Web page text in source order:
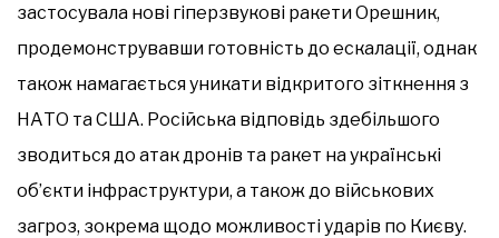
застосувала нові гіперзвукові ракети Орешник,
продемонструвавши готовність до ескалації, однак
також намагається уникати відкритого зіткнення з
НАТО та США. Російська відповідь здебільшого
зводиться до атак дронів та ракет на українські
об’єкти інфраструктури, а також до військових
загроз, зокрема щодо можливості ударів по Києву.